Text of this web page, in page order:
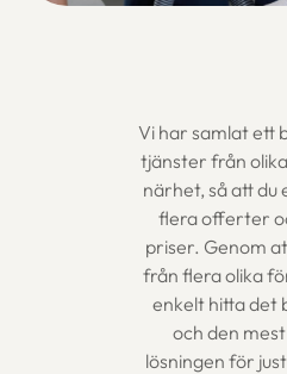
Vi har samlat ett
tjänster från
närhet, så att du
flera offerter
priser. Genom
från flera olika
enkelt hitta det
och den
lösningen för